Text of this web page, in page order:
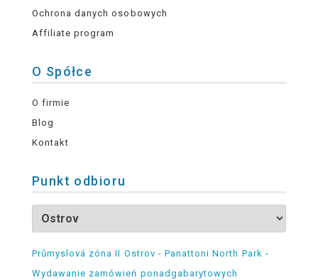
Ochrona danych osobowych
Affiliate program
O Spółce
O firmie
Blog
Kontakt
Punkt odbioru
Průmyslová zóna II Ostrov - Panattoni North Park -
Wydawanie zamówień ponadgabarytowych